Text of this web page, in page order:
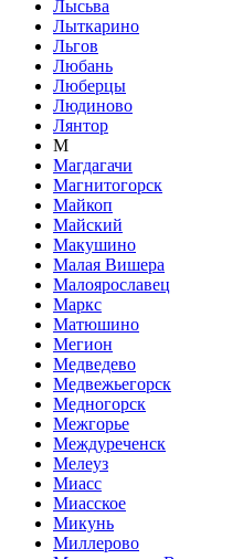
Лысьва
Лыткарино
Льгов
Любань
Люберцы
Людиново
Лянтор
М
Магдагачи
Магнитогорск
Майкоп
Майский
Макушино
Малая Вишера
Малоярославец
Маркс
Матюшино
Мегион
Медведево
Медвежьегорск
Медногорск
Межгорье
Междуреченск
Мелеуз
Миасс
Миасское
Микунь
Миллерово